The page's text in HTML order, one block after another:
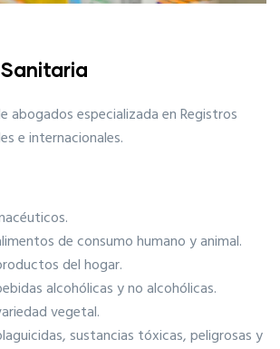
abogados especializada en Registros
e internacionales.
de consumo humano y animal.
del hogar.
alcohólicas y no alcohólicas.
vegetal.
sustancias tóxicas, peligrosas y